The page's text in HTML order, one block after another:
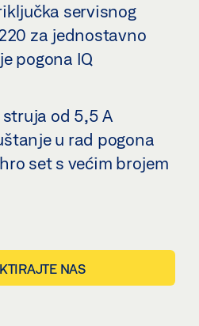
servisnog
za jednostavno
pogona IQ
struja od 5,5 A
u rad pogona
set s većim brojem
NAS